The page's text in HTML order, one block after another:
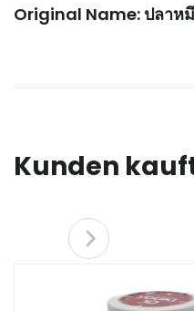
Original Name: ปลาห
Kunden